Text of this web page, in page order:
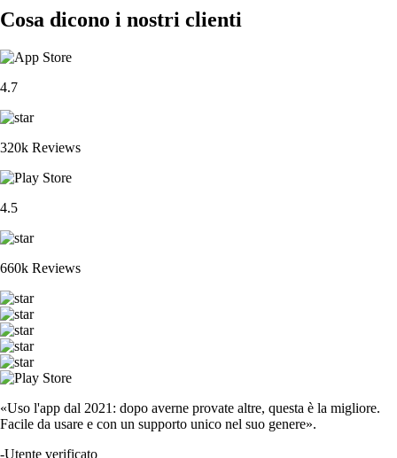
Cosa dicono i nostri clienti
4.7
320k Reviews
4.5
660k Reviews
«Uso l'app dal 2021: dopo averne provate altre, questa è la migliore.
Facile da usare e con un supporto unico nel suo genere».
-Utente verificato